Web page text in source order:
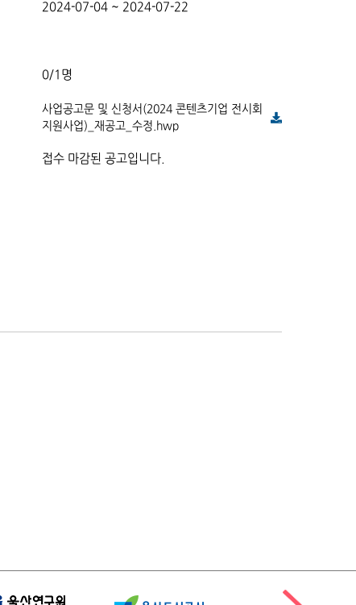
2024-07-04 ~ 2024-07-22
0/1명
사업공고문 및 신청서(2024 콘텐츠기업 전시회
지원사업)_재공고_수정.hwp
접수 마감된 공고입니다.